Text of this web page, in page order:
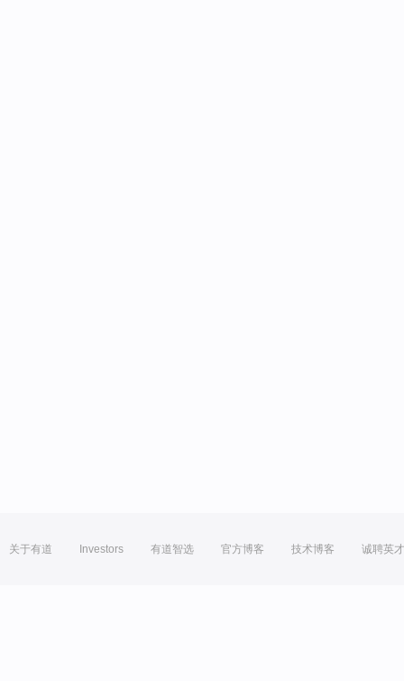
关于有道 Investors 有道智选 官方博客 技术博客 诚聘英才